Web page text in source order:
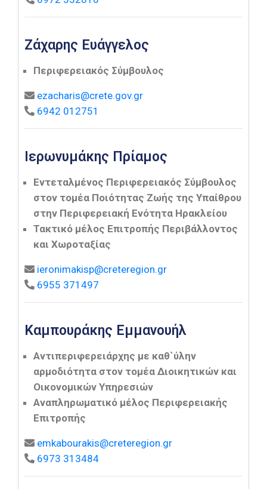
Ζάχαρης Ευάγγελος
Περιφερειακός Σύμβουλος
ezacharis@crete.gov.gr
6942 012751
Ιερωνυμάκης Πρίαμος
Εντεταλμένος Περιφερειακός Σύμβουλος
στον τομέα Ποιότητας Ζωής της Υπαίθρου
στην Περιφερειακή Ενότητα Ηρακλείου
Τακτικό μέλος Επιτροπής Περιβάλλοντος
και Χωροταξίας
ieronimakisp@creteregion.gr
6955 371497
Καμπουράκης Εμμανουήλ
Αντιπεριφερειάρχης με καθ`ύλην
αρμοδιότητα στον τομέα Διοικητικών και
Οικονομικών Υπηρεσιών
Αναπληρωματικό μέλος Περιφερειακής
Επιτροπής
emkabourakis@creteregion.gr
6973 313484